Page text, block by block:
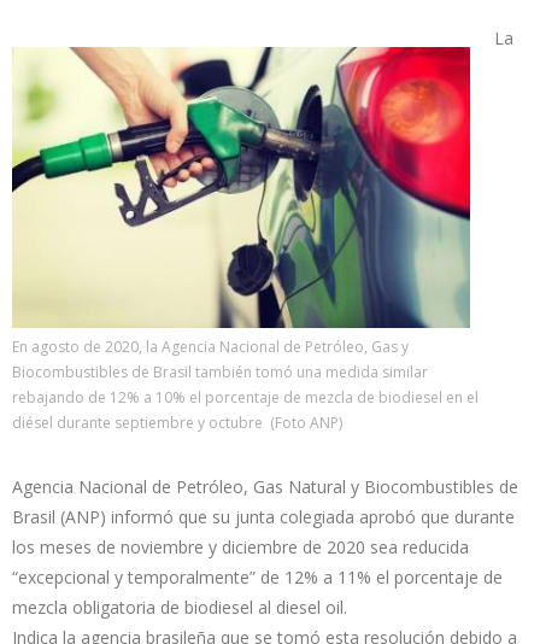
En agosto de 2020, la Agencia Nacional de Petróleo, Gas y
Biocombustibles de Brasil también tomó una medida similar
rebajando de 12% a 10% el porcentaje de mezcla de biodiesel en el
diésel durante septiembre y octubre (Foto ANP)
La
Agencia Nacional de Petróleo, Gas Natural y Biocombustibles de
Brasil (ANP) informó que su junta colegiada aprobó que durante
los meses de noviembre y diciembre de 2020 sea reducida
“excepcional y temporalmente” de 12% a 11% el porcentaje de
mezcla obligatoria de biodiesel al diesel oil.
Indica la agencia brasileña que se tomó esta resolución debido a